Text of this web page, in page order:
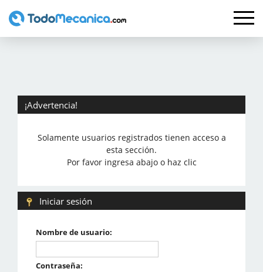
¡Advertencia!
Solamente usuarios registrados tienen acceso a
esta sección.
Por favor ingresa abajo o haz clic
Iniciar sesión
Nombre de usuario:
Contraseña: